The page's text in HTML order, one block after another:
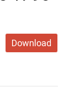
Download